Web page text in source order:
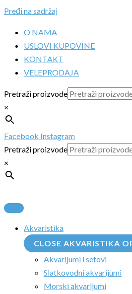
Pređi na sadržaj
O NAMA
USLOVI KUPOVINE
KONTAKT
VELEPRODAJA
Pretraži proizvode
×
Facebook Instagram
Pretraži proizvode
×
Akvaristika
CLOSE AKVARISTIKA
Akvarijumi i setovi
Slatkovodni akvarijumi
Morski akvarijumi